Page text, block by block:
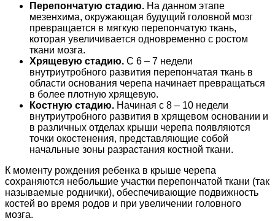
Перепончатую стадию. На данном этапе
мезенхима, окружающая будущий головной мозг
превращается в мягкую перепончатую ткань,
которая увеличивается одновременно с ростом
ткани мозга.
Хрящевую стадию. С 6 – 7 недели
внутриутробного развития перепончатая ткань в
области основания черепа начинает превращаться
в более плотную хрящевую.
Костную стадию. Начиная с 8 – 10 недели
внутриутробного развития в хрящевом основании и
в различных отделах крыши черепа появляются
точки окостенения, представляющие собой
начальные зоны разрастания костной ткани.
К моменту рождения ребенка в крыше черепа
сохраняются небольшие участки перепончатой ткани (так
называемые роднички), обеспечивающие подвижность
костей во время родов и при увеличении головного
мозга.